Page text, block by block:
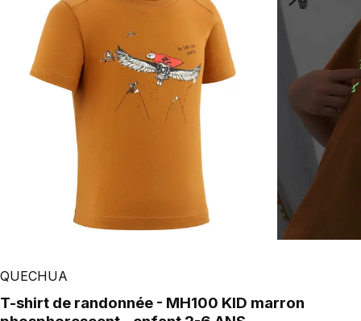
QUECHUA
T-shirt de randonnée - MH100 KID marron